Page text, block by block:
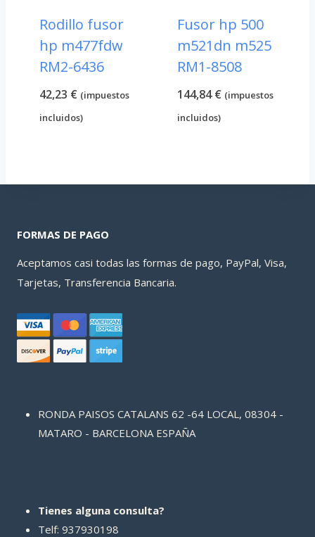
Rodillo fusor
hp m477fdw
RM2-6436
42,23 € (impuestos
incluidos)
Fusor hp 500
m521dn m525
RM1-8508
144,84€ (impuestos
incluidos)
FORMAS DE PAGO
Aceptamos casi todas las formas de pago, PayPal, Visa,
Tarjetas, Transferencia Bancaria.
RONDA PAISOS CATALANS 62 -64 LOCAL, 08304 -
MATARO - BARCELONA ESPAÑA
Tienes alguna consulta?
Telf: 937930198